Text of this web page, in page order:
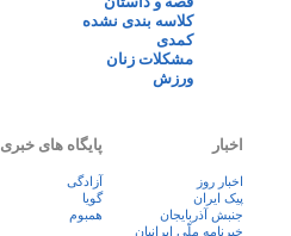
کلاسه بندی نشده
کمدی
مشکلات زنان
ورزش
اخبار
اخبار روز
پيک ايران
جنبش آذربایجان
خبرنامه ملّی ایرانیان
پایگاه های خبری
آزادگی
گویا
همبوم